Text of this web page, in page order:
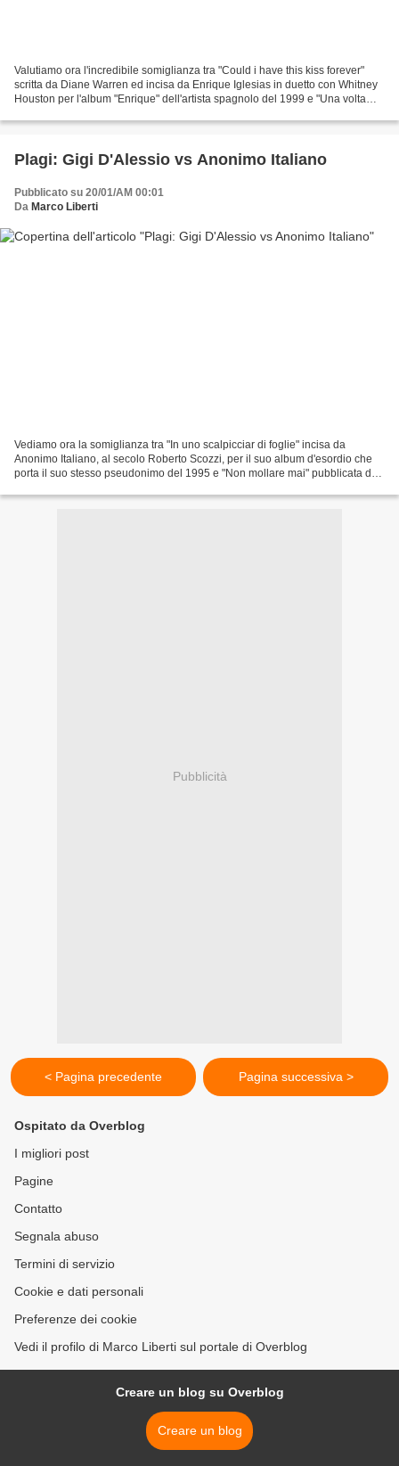
Valutiamo ora l'incredibile somiglianza tra "Could i have this kiss forever"
scritta da Diane Warren ed incisa da Enrique Iglesias in duetto con Whitney
Houston per l'album "Enrique" dell'artista spagnolo del 1999 e "Una volta
Plagi: Gigi D'Alessio vs Anonimo Italiano
Pubblicato su 20/01/AM 00:01
Da Marco Liberti
Vediamo ora la somiglianza tra "In uno scalpicciar di foglie" incisa da
Anonimo Italiano, al secolo Roberto Scozzi, per il suo album d'esordio che
porta il suo stesso pseudonimo del 1995 e "Non mollare mai" pubblicata da
Pubblicità
< Pagina precedente Pagina successiva >
Ospitato da Overblog
I migliori post
Pagine
Contatto
Segnala abuso
Termini di servizio
Cookie e dati personali
Preferenze dei cookie
Vedi il profilo di Marco Liberti sul portale di Overblog
Creare un blog su Overblog
Creare un blog